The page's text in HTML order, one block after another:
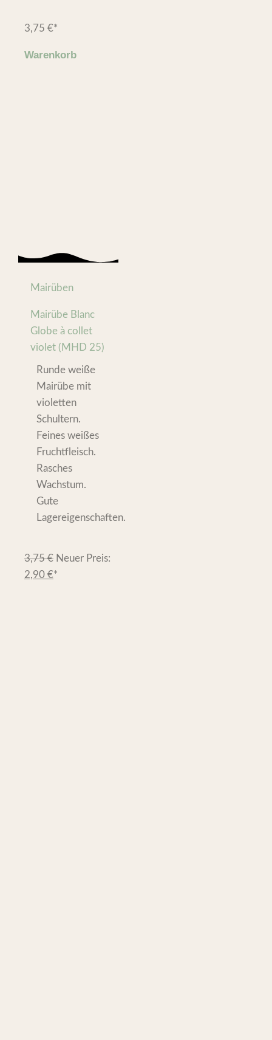
3,75 €*
Warenkorb
Mairüben
Mairübe Blanc
Globe à collet
violet (MHD 25)
Runde weiße
Mairübe mit
violetten
Schultern.
Feines weißes
Fruchtfleisch.
Rasches
Wachstum.
Gute
Lagereigenschaften.
3,75€ Neuer Preis:
2,90 €*